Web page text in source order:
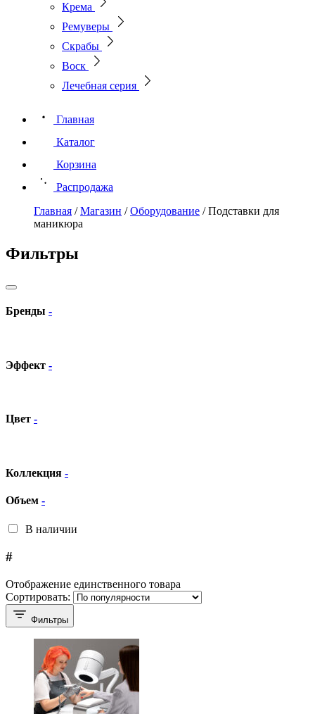
Крема
Ремуверы
Скрабы
Воск
Лечебная серия
Главная
Каталог
Корзина
Распродажа
Главная /Магазин /Оборудование /Подставки для
маникюра
Фильтры
Бренды -
Эффект -
Цвет -
Коллекция -
Объем -
В наличии
#
Отображение единственного товара
Сортировать:
Фильтры